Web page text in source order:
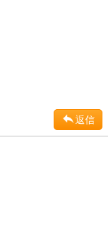
返信